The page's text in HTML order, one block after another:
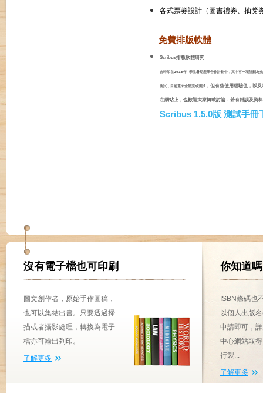
各式票券設計（圖書禮券、抽獎
免費排版軟體
Scribus排版軟體研究
吉時印在2015年 學生暑期產學合作計劃中，其中有一項計劃為
測試，目前還未全部完成測試 ，但有些使用經驗值，以
在網站上，也歡迎大家轉載討論．若有錯誤及資
Scribus 1.5.0版 測試手冊
沒有電子檔也可印刷
圖文創作者，原始手作圖稿，
也可以集結出書。只要透過掃
描或者攝影處理，轉換為電子
檔亦可輸出列印。
了解更多
你知道
ISBN條碼也
以個人出版
申請即可，
中心網站取
行製...
了解更多